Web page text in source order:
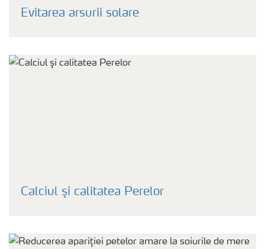
Evitarea arsurii solare
Calciul şi calitatea Perelor